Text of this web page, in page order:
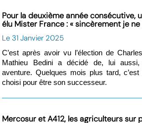
Pour la deuxième année consécutive,
élu Mister France : « sincèrement je
Le 31 Janvier 2025
C’est après avoir vu l’élection de
Mathieu Bedini a décidé de, lui
aventure. Quelques mois plus tard,
choisi pour être son successeur.
Mercosur et A412, les agriculteurs sur